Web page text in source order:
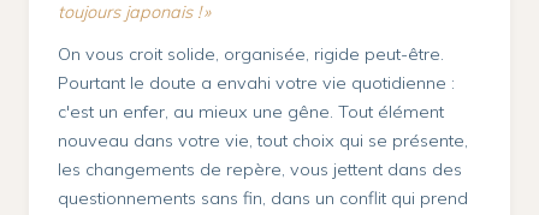
toujours japonais ! »
On vous croit solide, organisée, rigide peut-être.
Pourtant le doute a envahi votre vie quotidienne :
c'est un enfer, au mieux une gêne. Tout élément
nouveau dans votre vie, tout choix qui se présente,
les changements de repère, vous jettent dans des
questionnements sans fin, dans un conflit qui prend